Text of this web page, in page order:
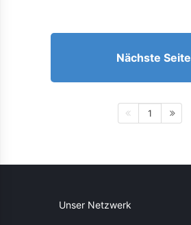
Nächste Seite
1
Unser Netzwerk